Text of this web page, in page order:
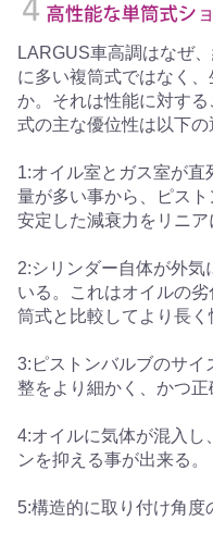
LARGUS車高調はなぜ
に多い複筒式ではなく
か。それは性能に対す
式の主な優位性は以下の
1:オイル室とガス室が
量が多い事から、ピス
安定した減衰力をリニア
2:シリンダー自体が外気
いる。これはオイルの
筒式と比較してより長く
3:ピストンバルブのサイ
整をより細かく、かつ正
4:オイルに気体が混入し
ンを抑える事が出来る。
5:構造的に取り付け角度